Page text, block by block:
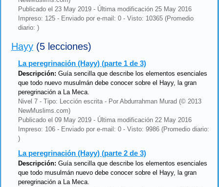
Publicado el 23 May 2019 - Última modificación 25 May 2016
Impreso: 125 - Enviado por e-mail: 0 - Visto: 10365 (Promedio
diario: )
Hayy (5 lecciones)
La peregrinación (Hayy) (parte 1 de 3)
Descripción: Guía sencilla que describe los elementos esenciales
que todo nuevo musulmán debe conocer sobre el Hayy, la gran
peregrinación a La Meca.
Nivel 7 - Tipo: Lección escrita - Por Abdurrahman Murad (© 2013
NewMuslims.com)
Publicado el 09 May 2019 - Última modificación 22 May 2016
Impreso: 106 - Enviado por e-mail: 0 - Visto: 9986 (Promedio diario:
)
La peregrinación (Hayy) (parte 2 de 3)
Descripción: Guía sencilla que describe los elementos esenciales
que todo musulmán nuevo debe conocer sobre el Hayy, la gran
peregrinación a La Meca.